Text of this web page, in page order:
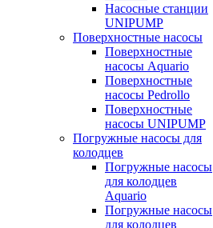
Насосные станции
UNIPUMP
Поверхностные насосы
Поверхностные
насосы Aquario
Поверхностные
насосы Pedrollo
Поверхностные
насосы UNIPUMP
Погружные насосы для
колодцев
Погружные насосы
для колодцев
Aquario
Погружные насосы
для колодцев